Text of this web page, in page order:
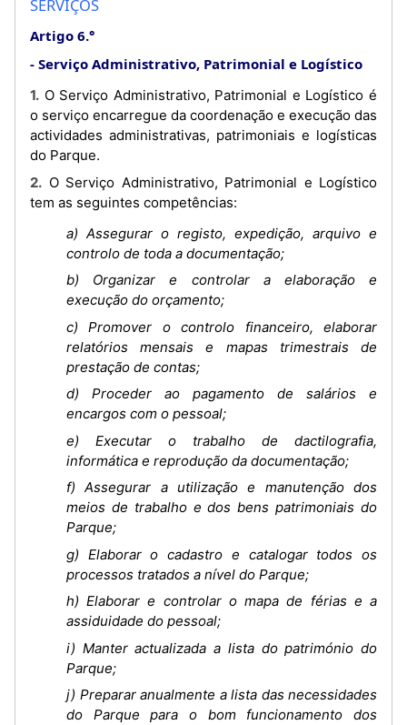
SERVIÇOS
Artigo 6.°
Serviço Administrativo, Patrimonial e Logístico
1. O Serviço Administrativo, Patrimonial e Logístico é
o serviço encarregue da coordenação e execução das
actividades administrativas, patrimoniais e logísticas
do Parque.
2. O Serviço Administrativo, Patrimonial e Logístico
tem as seguintes competências:
a) Assegurar o registo, expedição, arquivo e
controlo de toda a documentação;
b) Organizar e controlar a elaboração e
execução do orçamento;
c) Promover o controlo financeiro, elaborar
relatórios mensais e mapas trimestrais de
prestação de contas;
d) Proceder ao pagamento de salários e
encargos com o pessoal;
e) Executar o trabalho de dactilografia,
informática e reprodução da documentação;
f) Assegurar a utilização e manutenção dos
meios de trabalho e dos bens patrimoniais do
Parque;
g) Elaborar o cadastro e catalogar todos os
processos tratados a nível do Parque;
h) Elaborar e controlar o mapa de férias e a
assiduidade do pessoal;
i) Manter actualizada a lista do património do
Parque;
j) Preparar anualmente a lista das necessidades
do Parque para o bom funcionamento dos